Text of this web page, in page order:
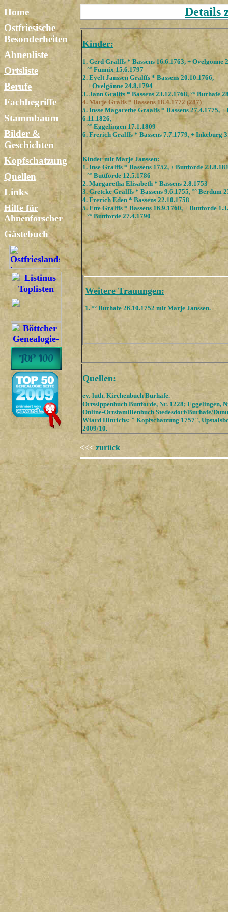
Home
Ostfriesische
Besonderheiten
Ahnenliste
Ortsliste
Berufe
Fachbegriffe
Stammbaum
Bilder &
Geschichten
Kopfschatzung
Quellen
Links
Hilfe für
Ahnenforscher
Gästebuch
Details
Kinder:
1. Gerd Gralffs * Bassens 16.6.1763, + Ovelgönne
°° Funnix 15.6.1797
2. Eyelt Janssen Gralffs * Bassens 20.10.1766,
+ Ovelgönne 24.8.1794
3. Jann Gralffs * Bassens 23.12.1768, °° Burhafe
4. Marje Gralfs * Bassens 18.4.1772 (287)
5. Insse Magarethe Graalfs * Bassens 27.4.1775, +
6.11.1826,
°° Eggelingen 17.1.1809
6. Frerich Gralffs * Bassens 7.7.1779, + Inkeburg
Kinder mit Marje Janssen:
1. Inse Gralffs * Bassens 1752, + Buttforde
°° Buttforde 12.5.1786
2. Margaretha Elisabeth * Bassens 2.8.1753
3. Gretcke Gralffs * Bassens 9.6.1755, °° Berdum
4. Frerich Eden * Bassens 22.10.1758
5. Ette Gralffs * Bassens 16.9.1760, + Buttforde
°° Buttforde 27.4.1790
Weitere Trauungen:
1. °° Burhafe 26.10.1752 mit Marje Janssen.
Quellen:
ev.-luth. Kirchenbuch Burhafe.
Ortssippenbuch Buttforde, Nr. 1228; Eggelingen,
Online-Ortsfamilienbuch Stedesdorf/Burhafe/
Wiard Hinrichs: " Kopfschatzung 1757",
2009/10.
<<< zurück